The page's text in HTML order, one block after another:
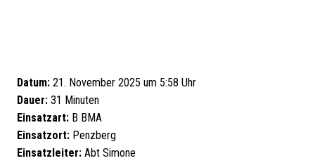
Datum: 21. November 2025 um 5:58 Uhr
Dauer: 31 Minuten
Einsatzart: B BMA
Einsatzort: Penzberg
Einsatzleiter: Abt Simone